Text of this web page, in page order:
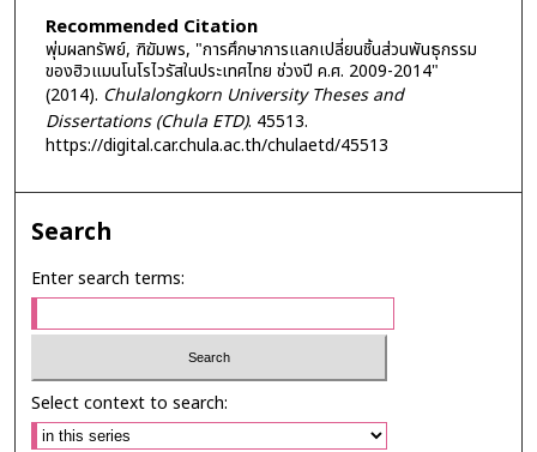
Recommended Citation
พุ่มผลทรัพย์, ฑิฆัมพร, "การศึกษาการแลกเปลี่ยนชิ้นส่วนพันธุกรรม
ของฮิวแมนโนโรไวรัสในประเทศไทย ช่วงปี ค.ศ. 2009-2014"
(2014). Chulalongkorn University Theses and
Dissertations (Chula ETD). 45513.
https://digital.car.chula.ac.th/chulaetd/45513
Search
Enter search terms:
Select context to search: